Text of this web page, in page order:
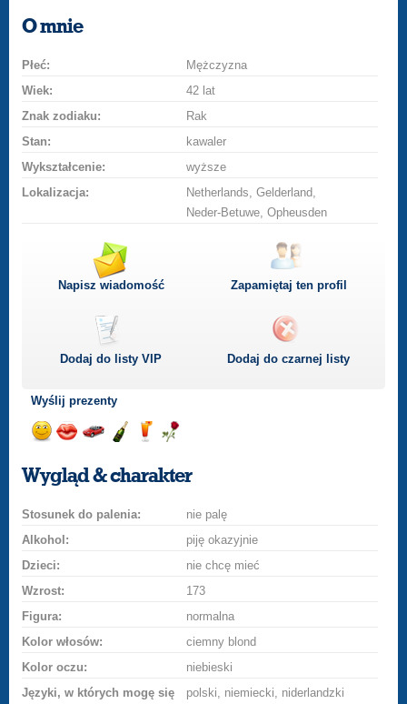
O mnie
Płeć:
Mężczyzna
Wiek:
42 lat
Znak zodiaku:
Rak
Stan:
kawaler
Wykształcenie:
wyższe
Lokalizacja:
Netherlands, Gelderland,
Neder-Betuwe, Opheusden
Napisz wiadomość Zapamiętaj ten profil
Dodaj do listyVIP Dodaj do czarnej listy
Wyślij prezenty
uśmiech
buziakasamochodem
szampana
drinka
różę
Wygląd & charakter
Stosunek do palenia:
nie palę
Alkohol:
piję okazyjnie
Dzieci:
nie chcę mieć
Wzrost:
173
Figura:
normalna
Kolor włosów:
ciemny blond
Kolor oczu:
niebieski
Języki, w których mogę się
polski, niemiecki, niderlandzki